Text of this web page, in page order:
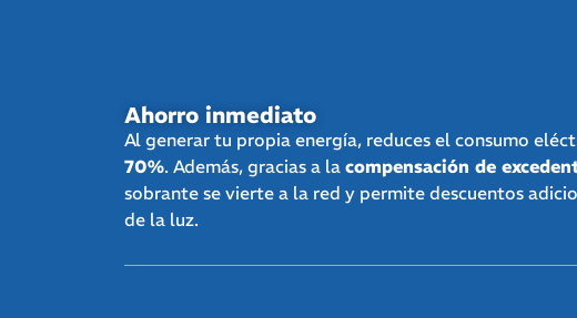
Ahorro inmediato
Al generar tu propia energía, reduces el consumo
70%. Además, gracias a la compensación de
sobrante se vierte a la red y permite descuentos
de la luz.